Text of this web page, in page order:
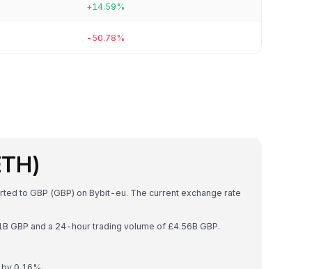
+14.59%
-50.78%
to GBP (GBP) on Bybit-eu. The current exchange rate
GBP and a 24-hour trading volume of £4.56B GBP.